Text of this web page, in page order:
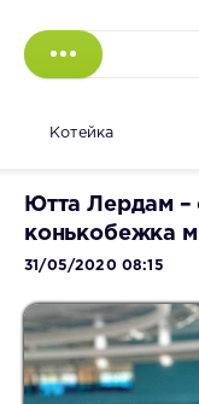
Котейка
Ютта Лердам –
конькобежка
31/05/2020 08:15